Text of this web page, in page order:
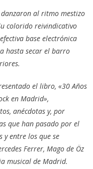
al ritmo mestizo
colorido reivindicativo
base electrónica
hasta secar el barro
el libro, «30 Años
en Madrid»,
anécdotas y, por
que han pasado por el
y entre los que se
Ferrer, Mago de Öz
musical de Madrid.